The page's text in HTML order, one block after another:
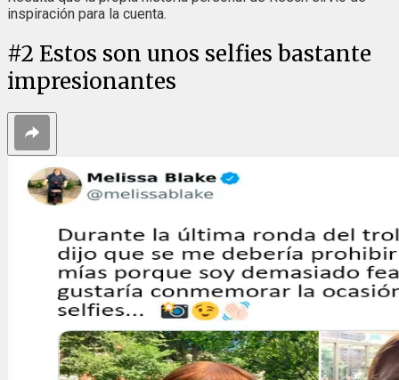
inspiración para la cuenta.
#2 Estos son unos selfies bastante
impresionantes